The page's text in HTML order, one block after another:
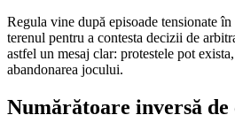
Regula vine după episoade tensionate
terenul pentru a contesta decizii de
astfel un mesaj clar: protestele pot
abandonarea jocului.
Numărătoare inversă de